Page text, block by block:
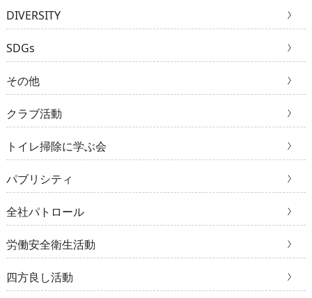
DIVERSITY
SDGs
その他
クラブ活動
トイレ掃除に学ぶ会
パブリシティ
全社パトロール
労働安全衛生活動
四方良し活動